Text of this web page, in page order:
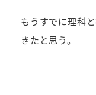
もうすでに理科
きたと思う。